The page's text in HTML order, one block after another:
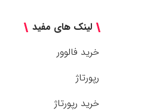
لینک های مفید
خرید فالوور
رپورتاژ
خرید رپورتاژ